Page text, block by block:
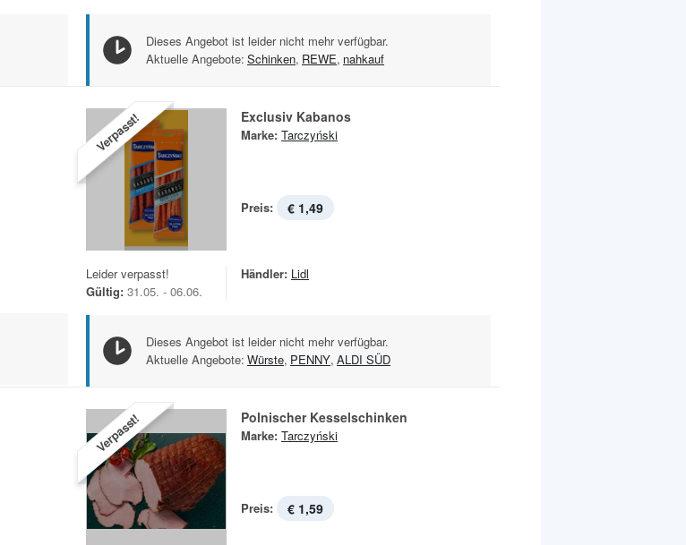
Dieses Angebot ist leider nicht mehr verfügbar.
Aktuelle Angebote: Schinken, REWE, nahkauf
Verpasst! Exclusiv Kabanos
Marke: Tarczyński
Preis: € 1,49
Leider verpasst!
Gültig: 31.05. - 06.06.
Händler: Lidl
Dieses Angebot ist leider nicht mehr verfügbar.
Aktuelle Angebote: Würste, PENNY, ALDI SÜD
Verpasst! Polnischer Kesselschinken
Marke: Tarczyński
Preis: € 1,59